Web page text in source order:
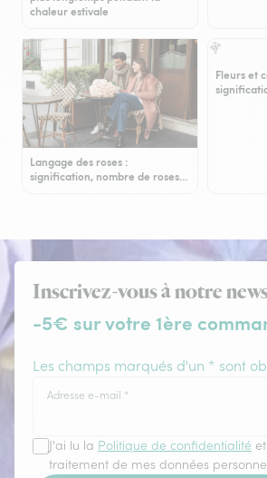
chaleur estivale
Langage des roses :
signification, nombre de roses…
Fleurs et
Inscrivez-vous à notre
-5€ sur votre 1ère
Les champs marqués d'un * sont
Adresse e-mail *
J'ai lu la Politique de confidentialité
traitement de mes données